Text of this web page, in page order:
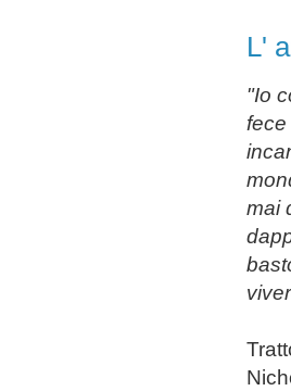
L'
"Io
fece
mai